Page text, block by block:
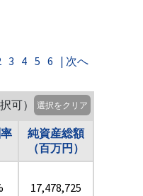
3 4 5 6 | 次へ
可） 選択をクリア
純資産総額
（百万円）
17,478,725